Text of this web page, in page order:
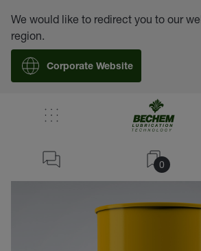
0
We would like to redirect you to our
region.
Corporate Website